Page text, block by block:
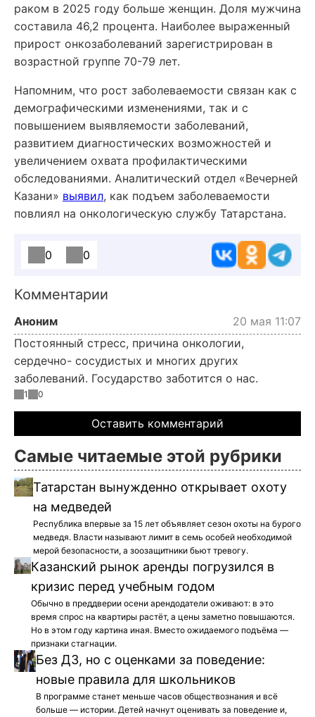
раком в 2025 году больше женщин. Доля мужчина
составила 46,2 процента. Наиболее выраженный
прирост онкозаболеваний зарегистрирован в
возрастной группе 70-79 лет.
Напомним, что рост заболеваемости связан как с
демографическими изменениями, так и с
повышением выявляемости заболеваний,
развитием диагностических возможностей и
увеличением охвата профилактическими
обследованиями. Аналитический отдел «Вечерней
Казани» выявил, как подъем заболеваемости
повлиял на онкологическую службу Татарстана.
0 0
Комментарии
Аноним
20 мая 11:07
Постоянный стресс, причина онкологии,
сердечно- сосудистых и многих других
заболеваний. Государство заботится о нас.
1 0
Оставить комментарий
Самые читаемые этой рубрики
Татарстан вынужденно открывает охоту
на медведей
Республика впервые за 15 лет объявляет сезон охоты на бурого
медведя. Власти называют лимит в семь особей необходимой
мерой безопасности, а зоозащитники бьют тревогу.
Казанский рынок аренды погрузился в
кризис перед учебным годом
Обычно в преддверии осени арендодатели оживают: в это
время спрос на квартиры растёт, а цены заметно повышаются.
Но в этом году картина иная. Вместо ожидаемого подъёма —
признаки стагнации.
Без ДЗ, но с оценками за поведение:
новые правила для школьников
В программе станет меньше часов обществознания и всё
больше — истории. Детей начнут оценивать за поведение и,